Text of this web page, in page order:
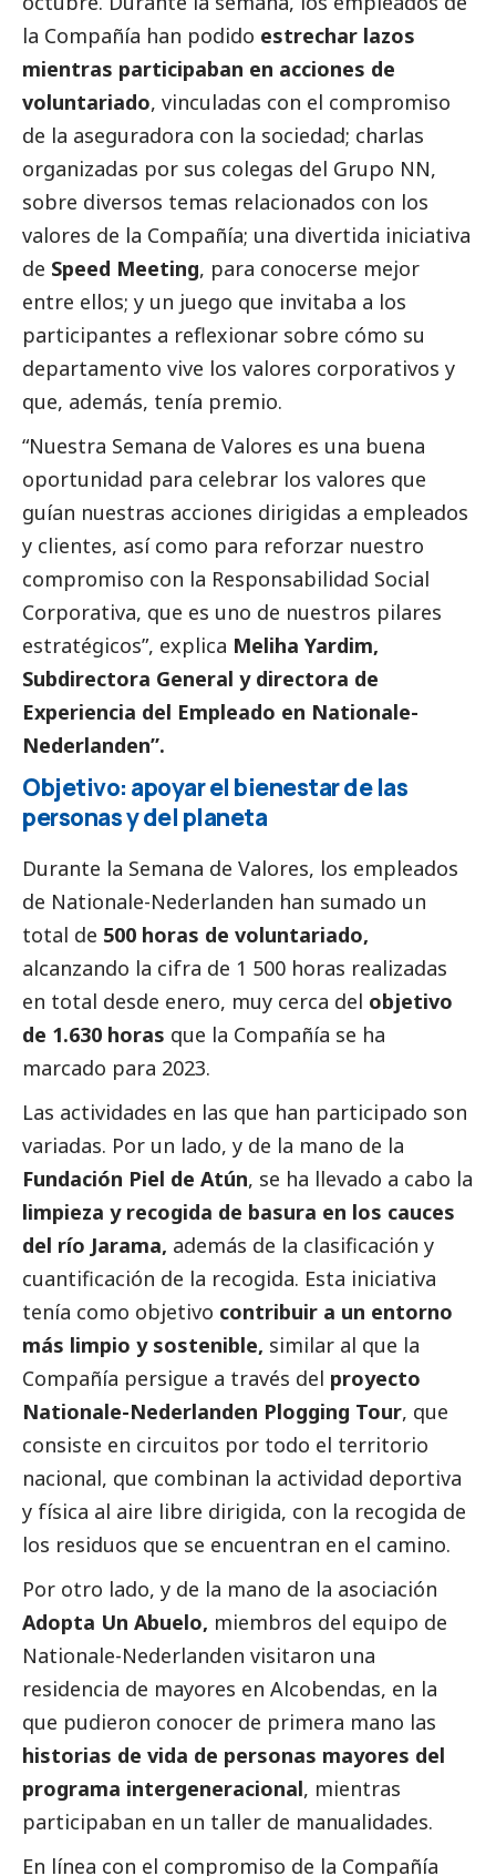
la Compañía han podido estrechar lazos
mientras participaban en acciones de
voluntariado, vinculadas con el compromiso
de la aseguradora con la sociedad; charlas
organizadas por sus colegas del Grupo NN,
sobre diversos temas relacionados con los
valores de la Compañía; una divertida iniciativa
de Speed Meeting, para conocerse mejor
entre ellos; y un juego que invitaba a los
participantes a reflexionar sobre cómo su
departamento vive los valores corporativos y
que, además, tenía premio.
“Nuestra Semana de Valores es una buena
oportunidad para celebrar los valores que
guían nuestras acciones dirigidas a empleados
y clientes, así como para reforzar nuestro
compromiso con la Responsabilidad Social
Corporativa, que es uno de nuestros pilares
estratégicos”, explica Meliha Yardim,
Subdirectora General y directora de
Experiencia del Empleado en Nationale-
Nederlanden”.
Objetivo: apoyar el bienestar de las
personas y del planeta
Durante la Semana de Valores, los empleados
de Nationale-Nederlanden han sumado un
total de 500 horas de voluntariado,
alcanzando la cifra de 1 500 horas realizadas
en total desde enero, muy cerca del objetivo
de 1.630 horas que la Compañía se ha
marcado para 2023.
Las actividades en las que han participado son
variadas. Por un lado, y de la mano de la
Fundación Piel de Atún, se ha llevado a cabo la
limpieza y recogida de basura en los cauces
del río Jarama, además de la clasificación y
cuantificación de la recogida. Esta iniciativa
tenía como objetivo contribuir a un entorno
más limpio y sostenible, similar al que la
Compañía persigue a través del proyecto
Nationale-Nederlanden Plogging Tour, que
consiste en circuitos por todo el territorio
nacional, que combinan la actividad deportiva
y física al aire libre dirigida, con la recogida de
los residuos que se encuentran en el camino.
Por otro lado, y de la mano de la asociación
Adopta Un Abuelo, miembros del equipo de
Nationale-Nederlanden visitaron una
residencia de mayores en Alcobendas, en la
que pudieron conocer de primera mano las
historias de vida de personas mayores del
programa intergeneracional, mientras
participaban en un taller de manualidades.
En línea con el compromiso de la Compañía